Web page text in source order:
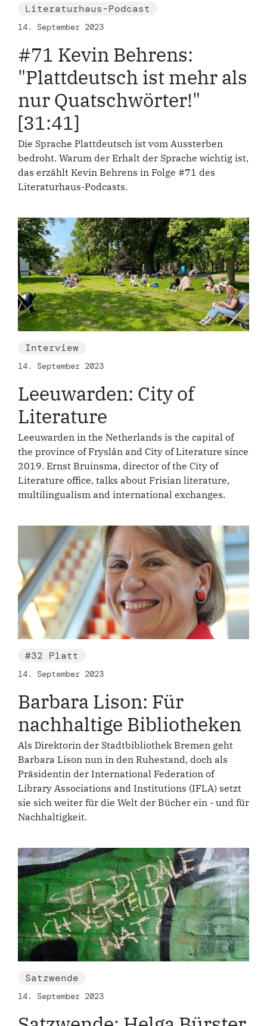
Literaturhaus-Podcast
14. September 2023
#71 Kevin Behrens:
"Plattdeutsch ist mehr als
nur Quatschwörter!"
[31:41]
Die Sprache Plattdeutsch ist vom Aussterben
bedroht. Warum der Erhalt der Sprache wichtig ist,
das erzählt Kevin Behrens in Folge #71 des
Literaturhaus-Podcasts.
Interview
14. September 2023
Leeuwarden: City of
Literature
Leeuwarden in the Netherlands is the capital of
the province of Fryslân and City of Literature since
2019. Ernst Bruinsma, director of the City of
Literature office, talks about Frisian literature,
multilingualism and international exchanges.
#32 Platt
14. September 2023
Barbara Lison: Für
nachhaltige Bibliotheken
Als Direktorin der Stadtbibliothek Bremen geht
Barbara Lison nun in den Ruhestand, doch als
Präsidentin der International Federation of
Library Associations and Institutions (IFLA) setzt
sie sich weiter für die Welt der Bücher ein - und für
Nachhaltigkeit.
Satzwende
14. September 2023